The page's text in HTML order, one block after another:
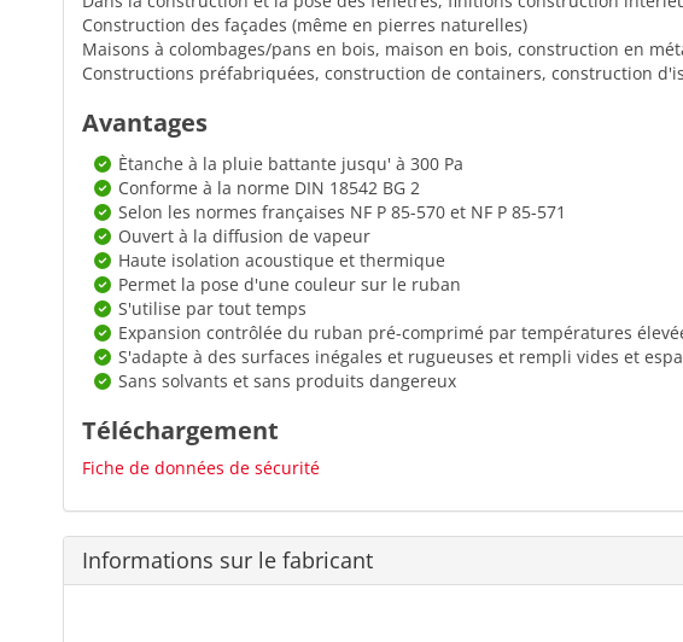
Construction des façades (même en pierres naturelles)
Maisons à colombages/pans en bois, maison en bois, construction en
Constructions préfabriquées, construction de containers, construction
Avantages
Ètanche à la pluie battante jusqu' à 300 Pa
Conforme à la norme DIN 18542 BG 2
Selon les normes françaises NF P 85-570 et NF P 85-571
Ouvert à la diffusion de vapeur
Haute isolation acoustique et thermique
Permet la pose d'une couleur sur le ruban
S'utilise par tout temps
Expansion contrôlée du ruban pré-comprimé par températures
S'adapte à des surfaces inégales et rugueuses et rempli vides et
Sans solvants et sans produits dangereux
Téléchargement
Fiche de données de sécurité
Informations sur le fabricant